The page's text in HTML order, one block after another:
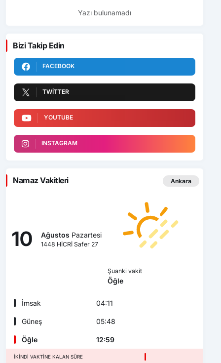
Yazı bulunamadı
Bizi Takip Edin
FACEBOOK
TWITTER
YOUTUBE
INSTAGRAM
Namaz Vakitleri Ankara
10 Ağustos Pazartesi
1448 HİCRİ Safer 27
Şuanki vakit
Öğle
İmsak 04:11
Güneş 05:48
Öğle 12:59
İKINDI VAKTINE KALAN SÜRE